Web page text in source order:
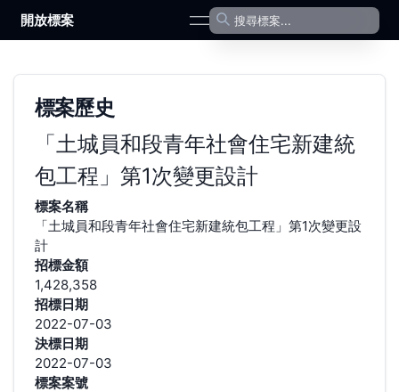
開放標案 open navigation menu
標案歷史
「土城員和段青年社會住宅新建統
包工程」第1次變更設計
標案名稱
「土城員和段青年社會住宅新建統包工程」第1次變更設
計
招標金額
1,428,358
招標日期
2022-07-03
決標日期
2022-07-03
標案案號